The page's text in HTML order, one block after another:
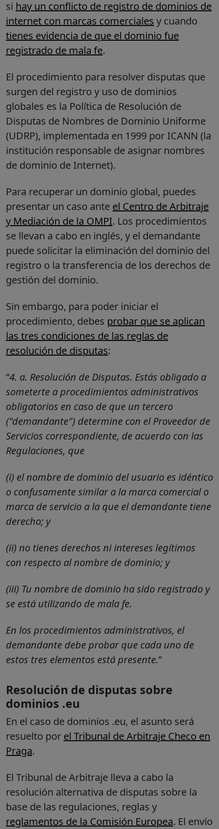
si hay un conflicto de registro de dominios de
internet con marcas comerciales y cuando
tienes evidencia de que el dominio fue
registrado de mala fe.
El procedimiento para resolver disputas que
surgen del registro y uso de dominios
globales es la Política de Resolución de
Disputas de Nombres de Dominio Uniforme
(UDRP), implementada en 1999 por ICANN (la
institución responsable de asignar nombres
de dominio de Internet).
Para recuperar un dominio global, puedes
presentar un caso ante el Centro de Arbitraje
y Mediación de la OMPI. Los procedimientos
se llevan a cabo en inglés, y el demandante
puede solicitar la eliminación del dominio del
registro o la transferencia de los derechos de
gestión del dominio.
Sin embargo, para poder iniciar el
procedimiento, debes probar que se aplican
las tres condiciones de las reglas de
resolución de disputas:
“4. a. Resolución de Disputas. Estás obligado a
someterte a procedimientos administrativos
obligatorios en caso de que un tercero
("demandante") determine con el Proveedor de
Servicios correspondiente, de acuerdo con las
Regulaciones, que
(i) el nombre de dominio del usuario es idéntico
o confusamente similar a la marca comercial o
marca de servicio a la que el demandante tiene
derecho; y
(ii) no tienes derechos ni intereses legítimos
con respecto al nombre de dominio; y
(iii) Tu nombre de dominio ha sido registrado y
se está utilizando de mala fe.
En los procedimientos administrativos, el
demandante debe probar que cada uno de
estos tres elementos está presente.”
Resolución de disputas sobre
dominios .eu
En el caso de dominios .eu, el asunto será
resuelto por el Tribunal de Arbitraje Checo en
Praga.
El Tribunal de Arbitraje lleva a cabo la
resolución alternativa de disputas sobre la
base de las regulaciones, reglas y
reglamentos de la Comisión Europea. El envío